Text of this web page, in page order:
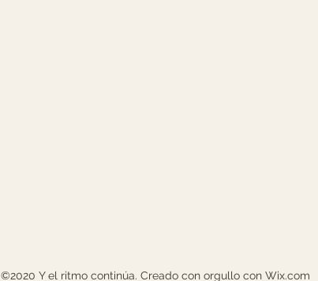
©2020 Y el ritmo continúa. Creado con orgullo con Wix.com